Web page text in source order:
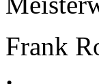
Frank